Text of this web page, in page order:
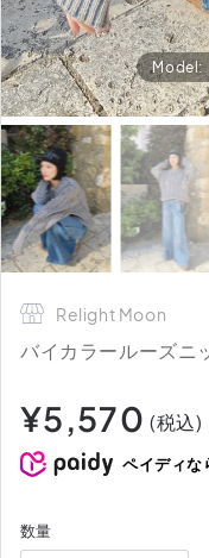
Model:
Relight Moon
バイカラールーズニ
通
常
価
¥5,570 (税込)
ペイディな
数量